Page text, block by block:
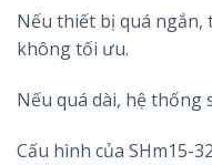
Nếu thiết bị quá
không tối ưu.
Nếu quá dài, hệ thống
Cấu hình của SHm15-